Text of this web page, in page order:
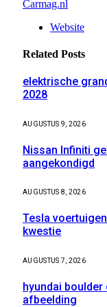
Carmag.nl
Website
Related Posts
elektrische
2028
AUGUSTUS 9, 2026
Nissan Infiniti
aangekondigd
AUGUSTUS 8, 2026
Tesla
kwestie
AUGUSTUS 7, 2026
hyundai
afbeelding